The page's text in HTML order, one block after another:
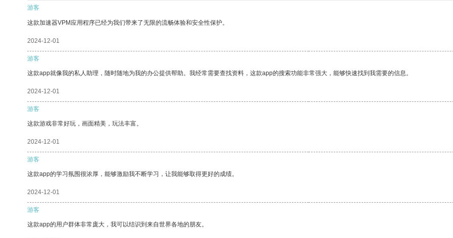
游客
这款加速器VPM应用程序已经为我们带来了无限的流畅体验和安全性保护。
2024-12-01
游客
这款app就像我的私人助理，随时随地为我的办公提供帮助。我经常需要查找资料，这款app的搜索功能非常强大，能够快速找到我需要的信息。
2024-12-01
游客
这款游戏非常好玩，画面精美，玩法丰富。
2024-12-01
游客
这款app的学习氛围很浓厚，能够激励我不断学习，让我能够取得更好的成绩。
2024-12-01
游客
这款app的用户群体非常庞大，我可以结识到来自世界各地的朋友。